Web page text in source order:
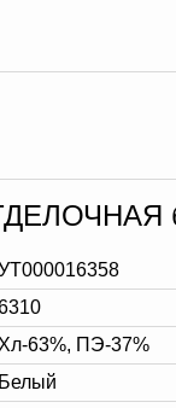
Хл-63%, ПЭ-37%
Белый